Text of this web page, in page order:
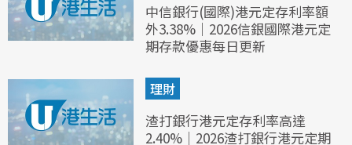
中信銀行(國際)港元定存利率額
外3.38%｜2026信銀國際港元定
期存款優惠每日更新
理財
渣打銀行港元定存利率高達
2.40%｜2026渣打銀行港元定期